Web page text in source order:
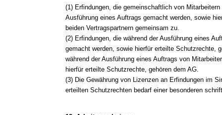
(1) Erfindungen, die gemeinschaftlich von
Ausführung eines Auftrags gemacht werden, sowie
beiden Vertragspartnern gemeinsam zu.
(2) Erfindungen, die während der Ausführung eines
gemacht werden, sowie hierfür erteilte Schutzrechte,
während der Ausführung eines Auftrags von
hierfür erteilte Schutzrechte, gehören dem AG.
(3) Die Gewährung von Lizenzen an Erfindungen im
erteilten Schutzrechten bedarf einer besonderen